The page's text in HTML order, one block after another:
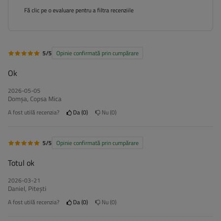
Fă clic pe o evaluare pentru a filtra recenziile
5/5 Opinie confirmată prin cumpărare
Ok
2026-05-05
Domșa, Copsa Mica
A fost utilă recenzia? Da 0 Nu 0
5/5 Opinie confirmată prin cumpărare
Totul ok
2026-03-21
Daniel, Piteşti
A fost utilă recenzia? Da 0 Nu 0